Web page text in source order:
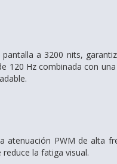
a 3200 nits,
120 Hz combinada con
atenuación PWM de alta
la fatiga visual.